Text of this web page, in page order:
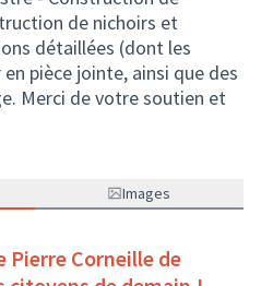
de nichoirs et
détaillées (dont les
pièce jointe, ainsi que des
Merci de votre soutien et
Images
Pierre Corneille de